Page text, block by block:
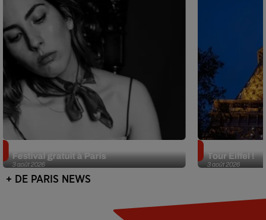
3 août 2026
Festival gratuit à Paris
3 août 2026
Tour Eiffel !
+ DE PARIS NEWS